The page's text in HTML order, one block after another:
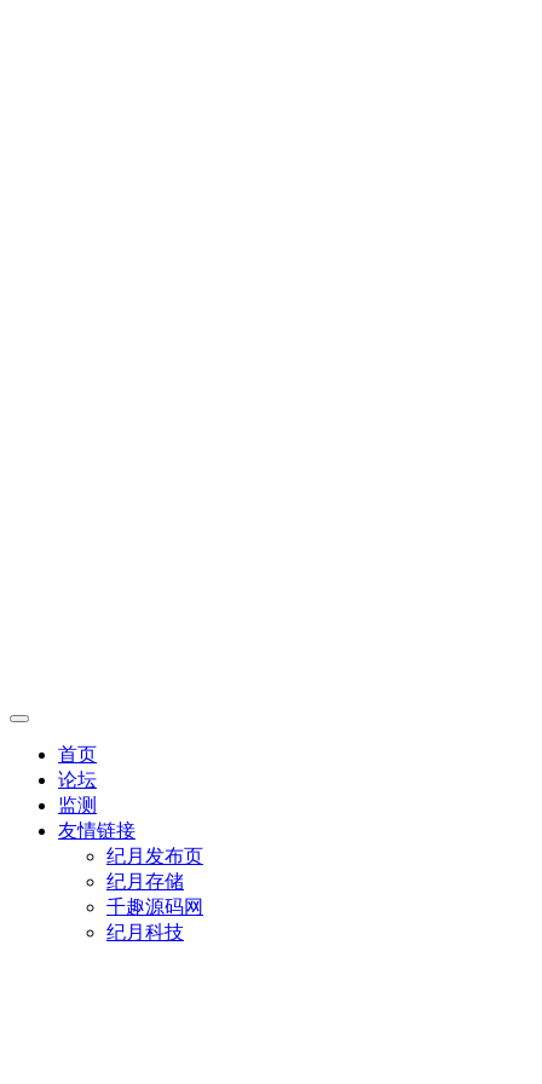
首页
论坛
监测
友情链接
纪月发布页
纪月存储
千趣源码网
纪月科技